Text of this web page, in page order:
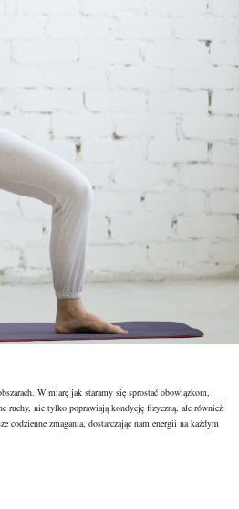
W miarę jak staramy się sprostać obowiązkom,
ruchy, nie tylko poprawiają kondycję fizyczną, ale również
codzienne zmagania, dostarczając nam energii na każdym